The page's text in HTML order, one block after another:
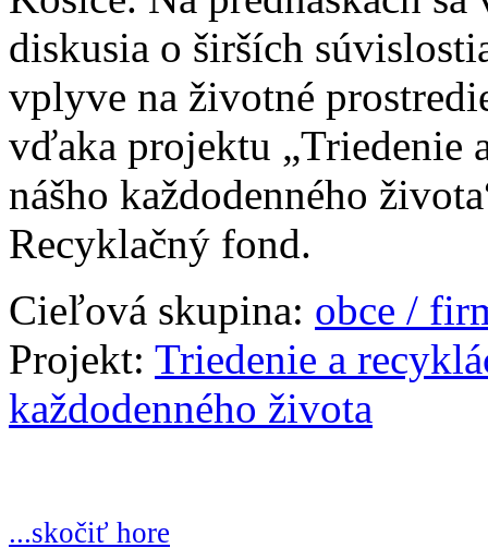
diskusia o širších
vplyve na životné
vďaka projektu „Triedenie
nášho každodenného
Recyklačný fond.
Cieľová skupina: obce /
Projekt: Triedenie a
každodenného života
...skočiť hore